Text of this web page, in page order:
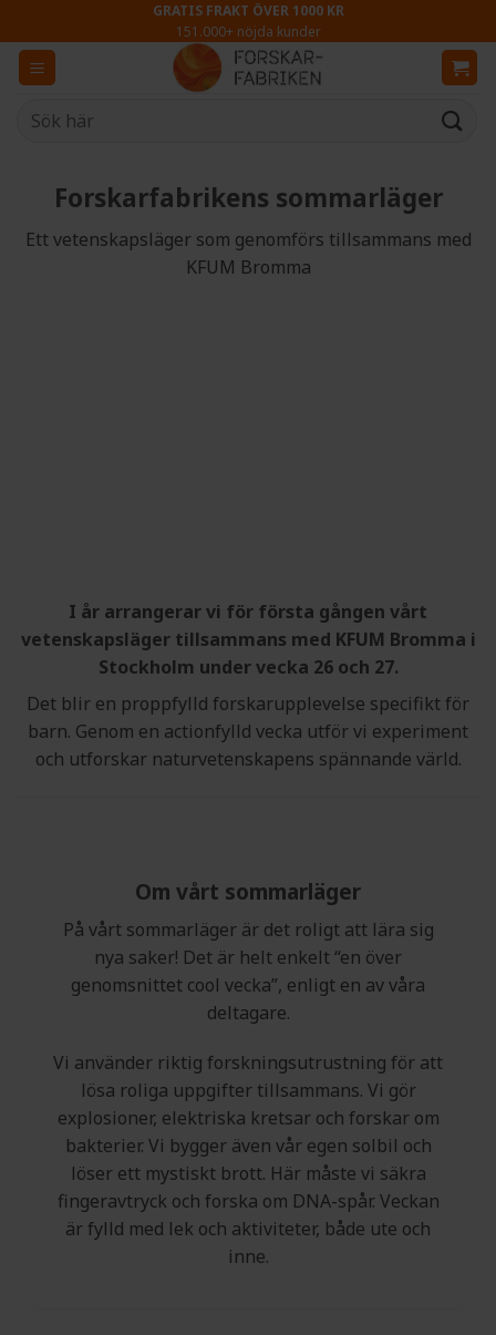
to
content
GRATIS FRAKT ÖVER 1000 KR
151.000+ nöjda kunder
Sök
Forskarfabrikens sommarläger
Ett vetenskapsläger som genomförs tillsammans med
KFUM Bromma
I år arrangerar vi för första gången vårt
vetenskapsläger tillsammans med KFUM Bromma i
Stockholm under vecka 26 och 27.
Det blir en proppfylld forskarupplevelse specifikt för
barn. Genom en actionfylld vecka utför vi experiment
och utforskar naturvetenskapens spännande värld.
Om vårt sommarläger
På vårt sommarläger är det roligt att lära sig
nya saker! Det är helt enkelt “en över
genomsnittet cool vecka”, enligt en av våra
deltagare.
Vi använder riktig forskningsutrustning för att
lösa roliga uppgifter tillsammans. Vi gör
explosioner, elektriska kretsar och forskar om
bakterier. Vi bygger även vår egen solbil och
löser ett mystiskt brott. Här måste vi säkra
fingeravtryck och forska om DNA-spår. Veckan
är fylld med lek och aktiviteter, både ute och
inne.